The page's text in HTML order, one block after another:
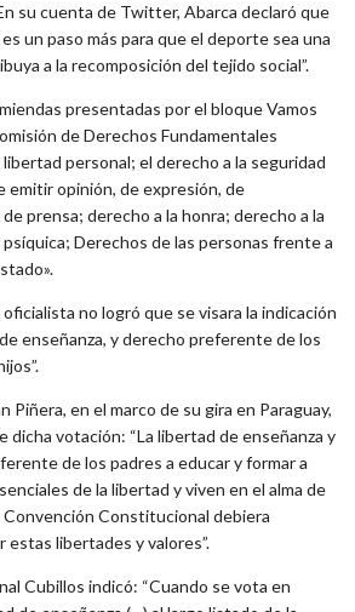
su cuenta de Twitter, Abarca declaró que
un paso más para que el deporte sea una
a la recomposición del tejido social”.
presentadas por el bloque Vamos
de Derechos Fundamentales
personal; el derecho a la seguridad
emitir opinión, de expresión, de
prensa; derecho a la honra; derecho a la
Derechos de las personas frente a
no logró que se visara la indicación
enseñanza, y derecho preferente de los
Piñera, en el marco de su gira en Paraguay,
dicha votación: “La libertad de enseñanza y
de los padres a educar y formar a
de la libertad y viven en el alma de
Convención Constitucional debiera
libertades y valores”.
Cubillos indicó: “Cuando se vota en